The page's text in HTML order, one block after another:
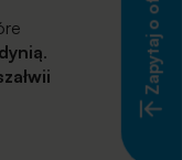
.
Zapytaj o ofertę